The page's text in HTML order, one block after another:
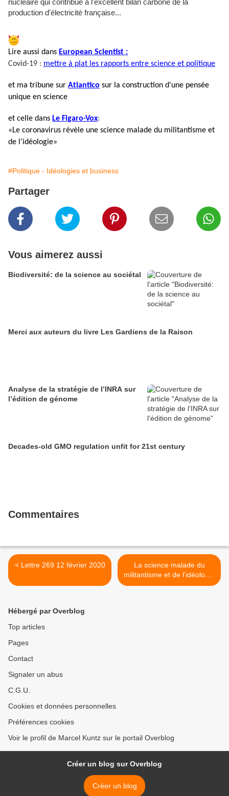
nucléaire qui contribue à l'excellent bilan carbone de la
production d'électricité française...
Lire aussi dans European Scientist :
Covid-19 : mettre à plat les rapports entre science et politique
et ma tribune sur Atlantico sur la construction d'une pensée
unique en science
et celle dans Le Figaro-Vox:
«Le coronavirus révèle une science malade du militantisme et
de l’idéologie»
#Politique - Idéologies et business
Partager
Vous aimerez aussi
Biodiversité: de la science au sociétal
Merci aux auteurs du livre Les Gardiens de la Raison
Analyse de la stratégie de l’INRA sur
l’édition de génome
Decades-old GMO regulation unfit for 21st century
Commentaires
< Lettre 269 12 février 2020
La science malade du
militantisme et de l'idéologie
>
Hébergé par Overblog
Top articles
Pages
Contact
Signaler un abus
C.G.U.
Cookies et données personnelles
Préférences cookies
Voir le profil de Marcel Kuntz sur le portail Overblog
Créer un blog sur Overblog
Créer un blog